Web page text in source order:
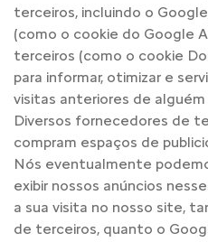
terceiros, incluindo o
(como o cookie do Google
terceiros (como o cookie
para informar, otimizar e
visitas anteriores de alguém
Diversos fornecedores de
compram espaços de
Nós eventualmente
exibir nossos anúncios
a sua visita no nosso site,
de terceiros, quanto o